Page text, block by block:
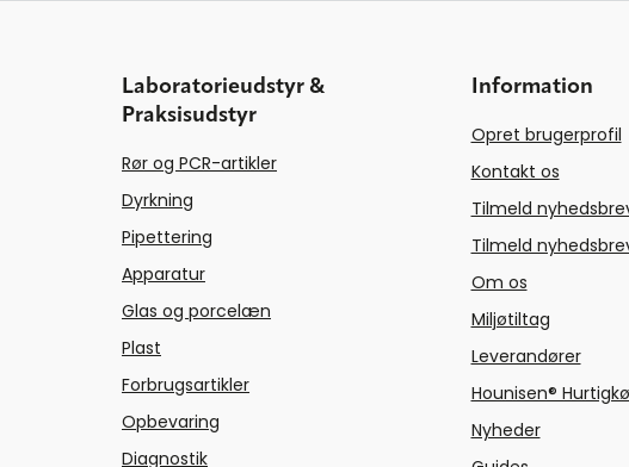
Laboratorieudstyr &
Praksisudstyr
Rør og PCR-artikler
Dyrkning
Pipettering
Apparatur
Glas og porcelæn
Plast
Forbrugsartikler
Opbevaring
Diagnostik
Information
Opret brugerprofil
Kontakt os
Tilmeld
Tilmeld
Om os
Miljøtiltag
Leverandører
Hounisen®
Nyheder